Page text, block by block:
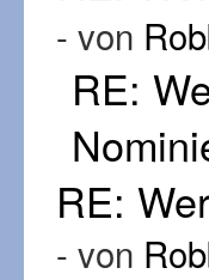
- von
RE:
RE:
- von